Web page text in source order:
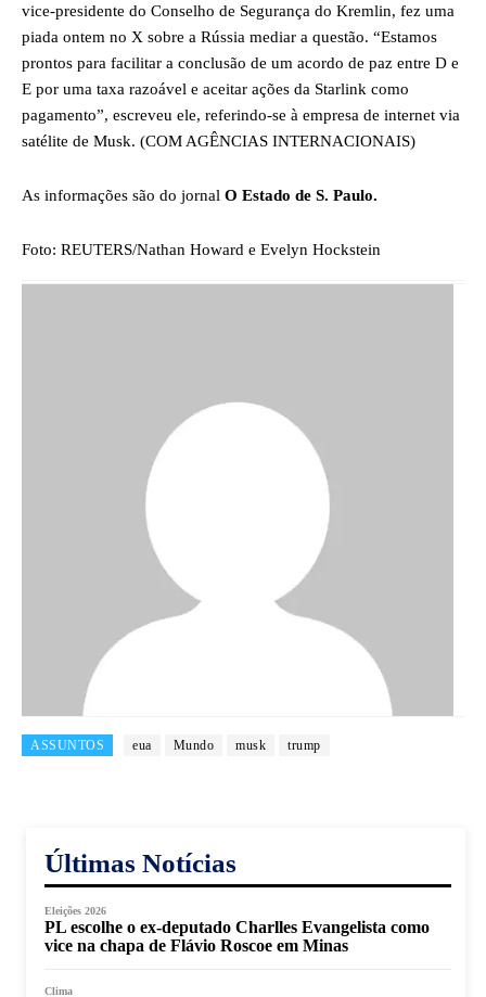
vice-presidente do Conselho de Segurança do Kremlin, fez uma
piada ontem no X sobre a Rússia mediar a questão. “Estamos
prontos para facilitar a conclusão de um acordo de paz entre D e
E por uma taxa razoável e aceitar ações da Starlink como
pagamento”, escreveu ele, referindo-se à empresa de internet via
satélite de Musk. (COM AGÊNCIAS INTERNACIONAIS)
As informações são do jornal O Estado de S. Paulo.
Foto: REUTERS/Nathan Howard e Evelyn Hockstein
ASSUNTOS eua Mundo musk trump
Últimas Notícias
Eleições 2026
PL escolhe o ex-deputado Charlles Evangelista como
vice na chapa de Flávio Roscoe em Minas
Clima